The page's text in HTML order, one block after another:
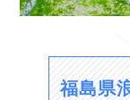
福島県